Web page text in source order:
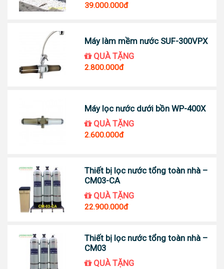
39.000.000đ
Máy làm mềm nước SUF-300VPX
QUÀ TẶNG
2.800.000đ
Máy lọc nước dưới bồn WP-400X
QUÀ TẶNG
2.600.000đ
Thiết bị lọc nước tổng toàn nhà –
CM03-CA
QUÀ TẶNG
22.900.000đ
Thiết bị lọc nước tổng toàn nhà –
CM03
QUÀ TẶNG